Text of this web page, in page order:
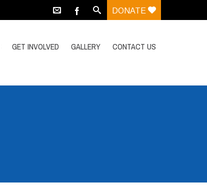
DONATE
GET INVOLVED GALLERY CONTACT US